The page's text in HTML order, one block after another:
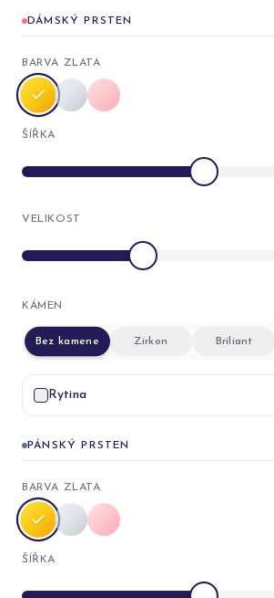
DÁMSKÝ PRSTEN
BARVA ZLATA
ŠÍŘKA
VELIKOST
KÁMEN
Bez kamene Zirkon Briliant
Rytina
PÁNSKÝ PRSTEN
BARVA ZLATA
ŠÍŘKA